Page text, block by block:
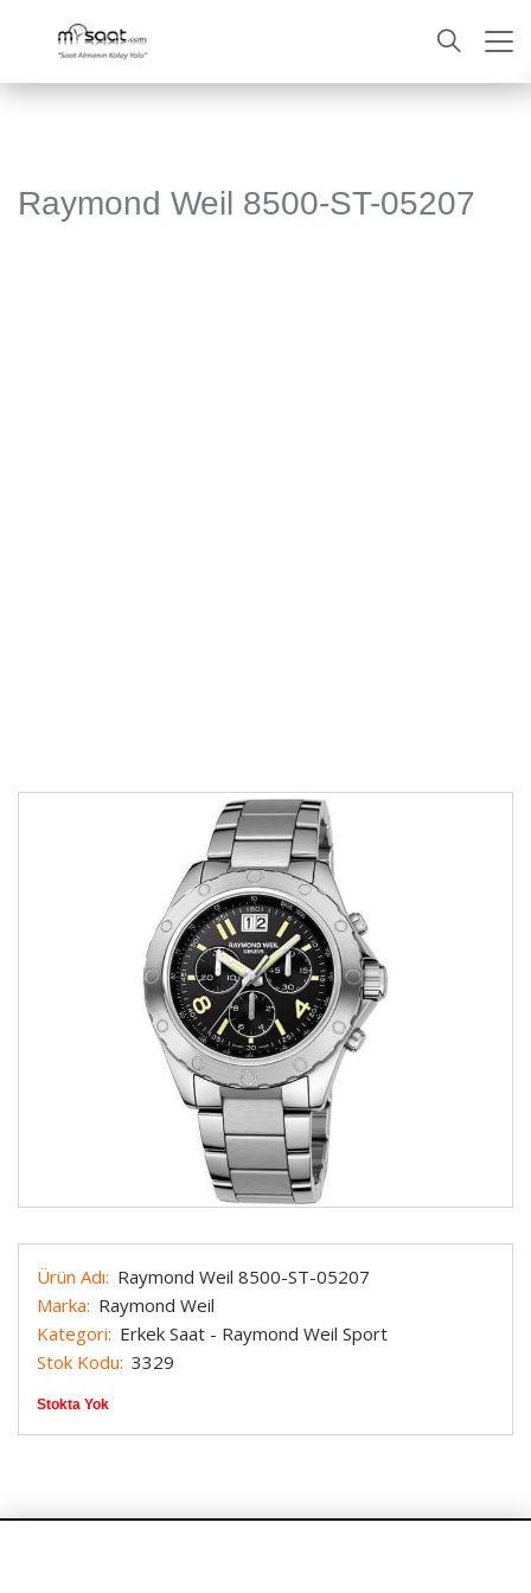
ARA
Raymond Weil 8500-ST-05207
Ürün Adı: Raymond Weil 8500-ST-05207
Marka: Raymond Weil
Kategori: Erkek Saat - Raymond Weil Sport
Stok Kodu: 3329
Stokta Yok